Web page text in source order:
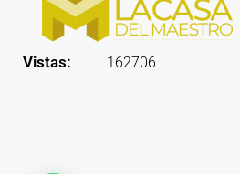
Vistas: 162706